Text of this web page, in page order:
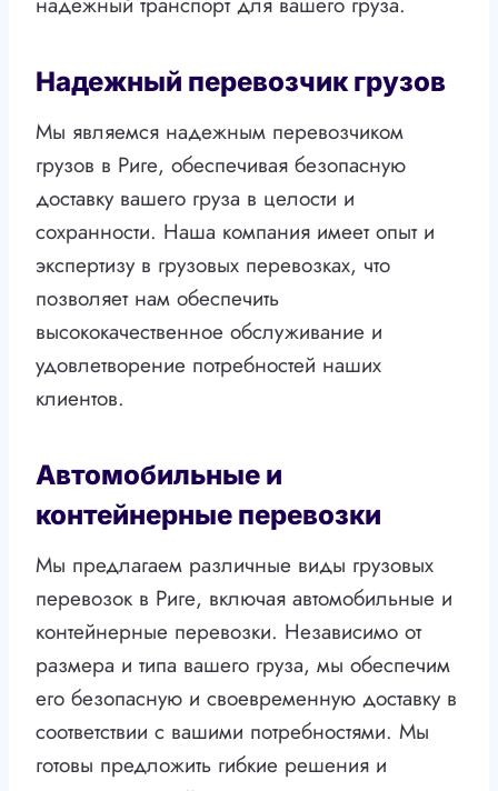
Надежный перевозчик грузов
Мы являемся надежным перевозчиком
грузов в Риге, обеспечивая безопасную
доставку вашего груза в целости и
сохранности. Наша компания имеет опыт и
экспертизу в грузовых перевозках, что
позволяет нам обеспечить
высококачественное обслуживание и
удовлетворение потребностей наших
клиентов.
Автомобильные и
контейнерные перевозки
Мы предлагаем различные виды грузовых
перевозок в Риге, включая автомобильные и
контейнерные перевозки. Независимо от
размера и типа вашего груза, мы обеспечим
его безопасную и своевременную доставку в
соответствии с вашими потребностями. Мы
готовы предложить гибкие решения и